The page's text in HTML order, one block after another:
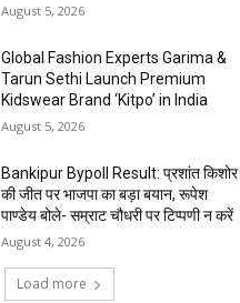
August 5, 2026
Global Fashion Experts Garima &
Tarun Sethi Launch Premium
Kidswear Brand ‘Kitpo’ in India
August 5, 2026
Bankipur Bypoll Result: प्रशांत किशोर
की जीत पर भाजपा का बड़ा बयान, रूपेश
पाण्डेय बोले- सम्राट चौधरी पर टिप्पणी न करें
August 4, 2026
Load more